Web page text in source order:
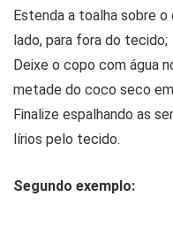
Estenda a toalha sobre o
lado, para fora do tecido;
Deixe o copo com água
metade do coco seco
Finalize espalhando as
lírios pelo tecido.
Segundo exemplo: